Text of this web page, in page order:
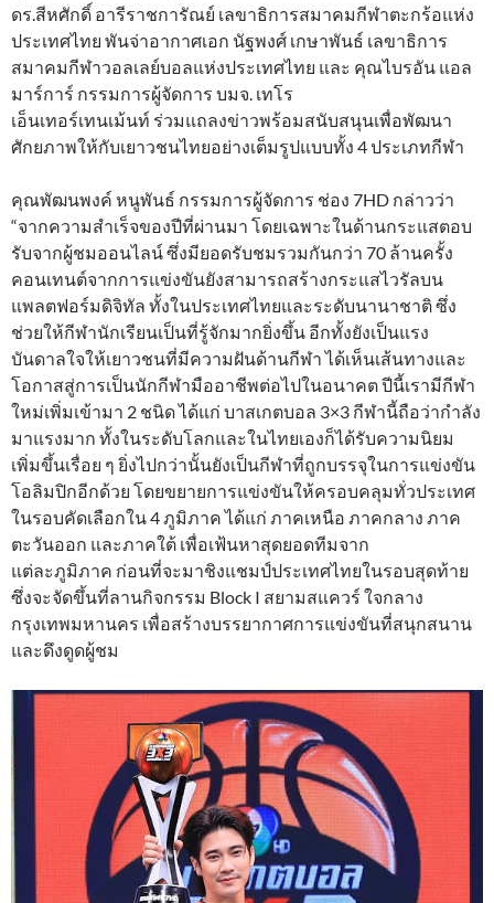
ดร.สีหศักดิ์ อารีราชการัณย์ เลขาธิการสมาคมกีฬาตะกร้อแห่ง
ประเทศไทย พันจ่าอากาศเอก นัฐพงศ์ เกษาพันธ์ เลขาธิการ
สมาคมกีฬาวอลเลย์บอลแห่งประเทศไทย และ คุณไบรอัน แอล
มาร์การ์ กรรมการผู้จัดการ บมจ. เทโร
เอ็นเทอร์เทนเม้นท์ ร่วมแถลงข่าวพร้อมสนับสนุนเพื่อพัฒนา
ศักยภาพให้กับเยาวชนไทยอย่างเต็มรูปแบบทั้ง 4 ประเภทกีฬา
คุณพัฒนพงค์ หนูพันธ์ กรรมการผู้จัดการ ช่อง 7HD กล่าวว่า
“จากความสำเร็จของปีที่ผ่านมา โดยเฉพาะในด้านกระแสตอบ
รับจากผู้ชมออนไลน์ ซึ่งมียอดรับชมรวมกันกว่า 70 ล้านครั้ง
คอนเทนต์จากการแข่งขันยังสามารถสร้างกระแสไวรัลบน
แพลตฟอร์มดิจิทัล ทั้งในประเทศไทยและระดับนานาชาติ ซึ่ง
ช่วยให้กีฬานักเรียนเป็นที่รู้จักมากยิ่งขึ้น อีกทั้งยังเป็นแรง
บันดาลใจให้เยาวชนที่มีความฝันด้านกีฬา ได้เห็นเส้นทางและ
โอกาสสู่การเป็นนักกีฬามืออาชีพต่อไปในอนาคต ปีนี้เรามีกีฬา
ใหม่เพิ่มเข้ามา 2 ชนิด ได้แก่ บาสเกตบอล 3×3 กีฬานี้ถือว่ากำลัง
มาแรงมาก ทั้งในระดับโลกและในไทยเองก็ได้รับความนิยม
เพิ่มขึ้นเรื่อย ๆ ยิ่งไปกว่านั้นยังเป็นกีฬาที่ถูกบรรจุในการแข่งขัน
โอลิมปิกอีกด้วย โดยขยายการแข่งขันให้ครอบคลุมทั่วประเทศ
ในรอบคัดเลือกใน 4 ภูมิภาค ได้แก่ ภาคเหนือ ภาคกลาง ภาค
ตะวันออก และภาคใต้ เพื่อเฟ้นหาสุดยอดทีมจาก
แต่ละภูมิภาค ก่อนที่จะมาชิงแชมป์ประเทศไทยในรอบสุดท้าย
ซึ่งจะจัดขึ้นที่ลานกิจกรรม Block I สยามสแควร์ ใจกลาง
กรุงเทพมหานคร เพื่อสร้างบรรยากาศการแข่งขันที่สนุกสนาน
และดึงดูดผู้ชม